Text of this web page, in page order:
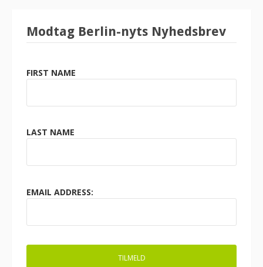
Modtag Berlin-nyts Nyhedsbrev
FIRST NAME
LAST NAME
EMAIL ADDRESS: